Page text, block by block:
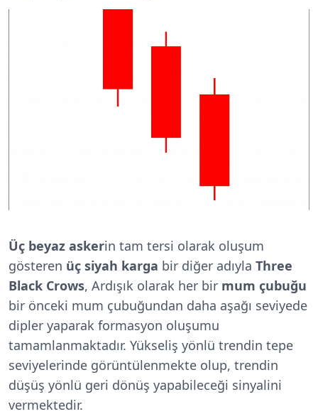
Üç beyaz askerin tam tersi olarak oluşum
gösteren üç siyah karga bir diğer adıyla Three
Black Crows, Ardışık olarak her bir mum çubuğu
bir önceki mum çubuğundan daha aşağı seviyede
dipler yaparak formasyon oluşumu
tamamlanmaktadır. Yükseliş yönlü trendin tepe
seviyelerinde görüntülenmekte olup, trendin
düşüş yönlü geri dönüş yapabileceği sinyalini
vermektedir.